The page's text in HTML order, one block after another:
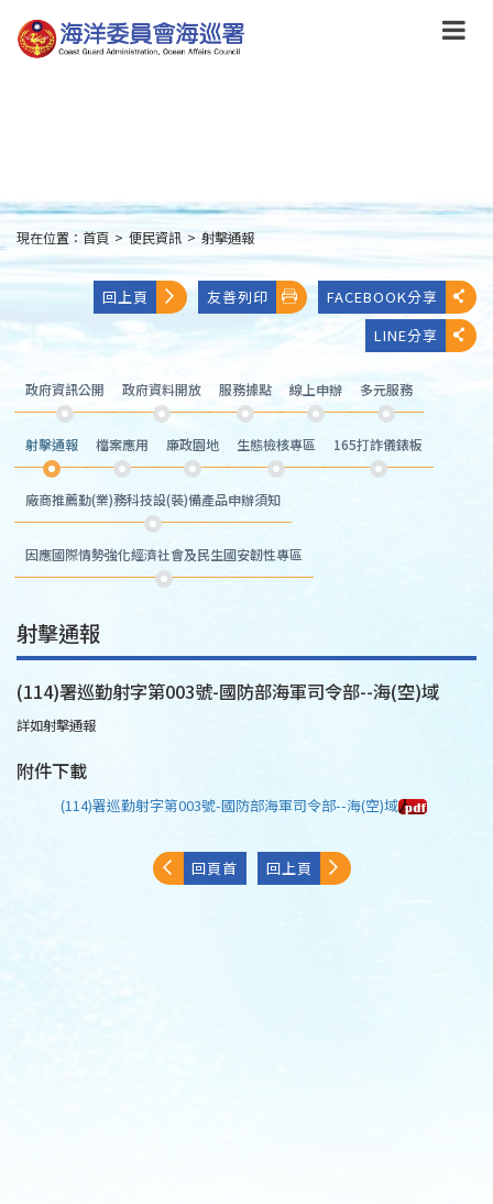
到
主
:::
現在位置： 首頁 > 便民資訊 > 射擊通報
回上頁 友善列印
FACEBOOK分享
LINE分享
政府資訊公開 政府資料開放 服務據點 線上申辦 多元服務
射擊通報 檔案應用 廉政園地 生態檢核專區 165打詐儀錶板
廠商推薦勤(業)務科技設(裝)備產品申辦須知
因應國際情勢強化經濟社會及民生國安韌性專區
射擊通報
(114)署巡勤射字第003號-國防部海軍司令部--海(空)域
詳如射擊通報
附件下載
(114)署巡勤射字第003號-國防部海軍司令部--海(空)域
回頁首 回上頁